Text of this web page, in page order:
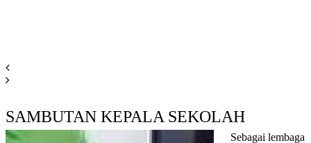
SAMBUTAN KEPALA SEKOLAH
Sebagai lembaga